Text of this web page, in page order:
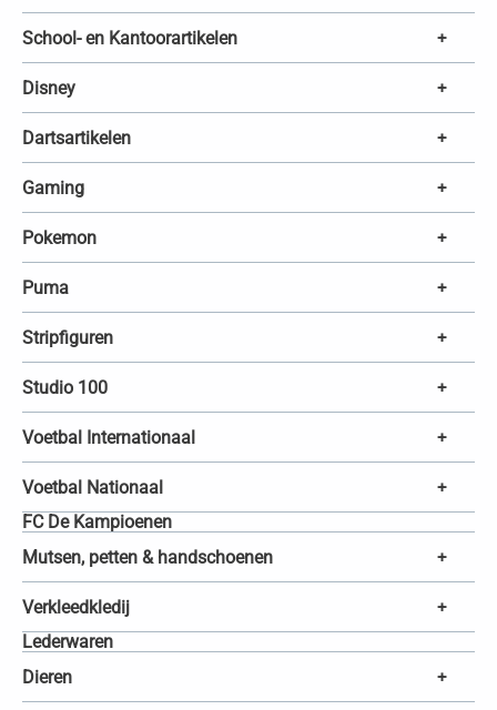
School- en Kantoorartikelen +
Disney +
Dartsartikelen +
Gaming +
Pokemon +
Puma +
Stripfiguren +
Studio 100 +
Voetbal Internationaal +
Voetbal Nationaal +
FC De Kampioenen
Mutsen, petten & handschoenen
+
Verkleedkledij +
Lederwaren
Dieren
+